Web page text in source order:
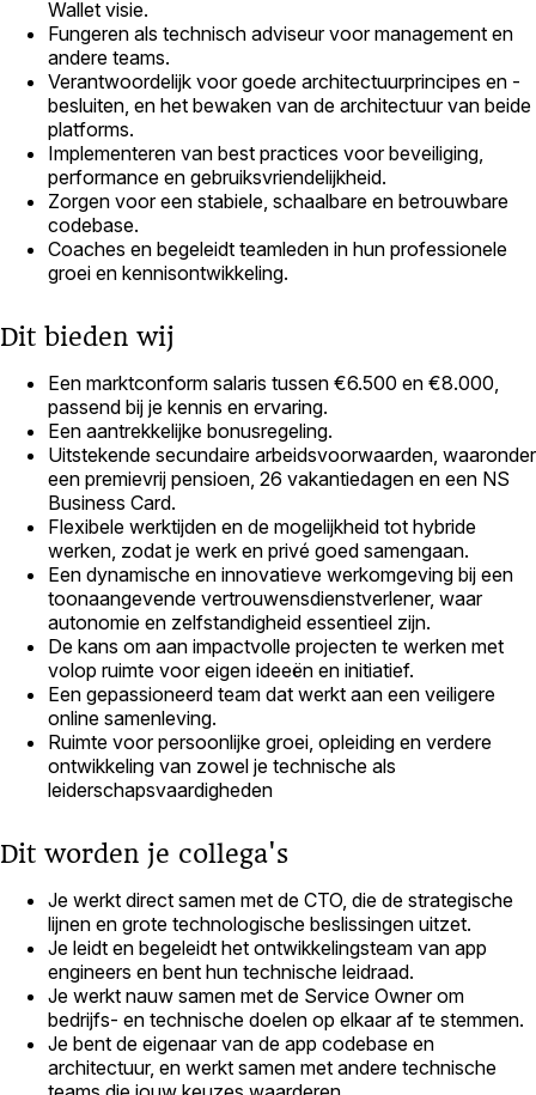
Wallet visie.
Fungeren als technisch adviseur voor management en
andere teams.
Verantwoordelijk voor goede architectuurprincipes en -
besluiten, en het bewaken van de architectuur van beide
platforms.
Implementeren van best practices voor beveiliging,
performance en gebruiksvriendelijkheid.
Zorgen voor een stabiele, schaalbare en betrouwbare
codebase.
Coaches en begeleidt teamleden in hun professionele
groei en kennisontwikkeling.
Dit bieden wij
Een marktconform salaris tussen €6.500 en €8.000,
passend bij je kennis en ervaring.
Een aantrekkelijke bonusregeling.
Uitstekende secundaire arbeidsvoorwaarden, waaronder
een premievrij pensioen, 26 vakantiedagen en een NS
Business Card.
Flexibele werktijden en de mogelijkheid tot hybride
werken, zodat je werk en privé goed samengaan.
Een dynamische en innovatieve werkomgeving bij een
toonaangevende vertrouwensdienstverlener, waar
autonomie en zelfstandigheid essentieel zijn.
De kans om aan impactvolle projecten te werken met
volop ruimte voor eigen ideeën en initiatief.
Een gepassioneerd team dat werkt aan een veiligere
online samenleving.
Ruimte voor persoonlijke groei, opleiding en verdere
ontwikkeling van zowel je technische als
leiderschapsvaardigheden
Dit worden je collega's
Je werkt direct samen met de CTO, die de strategische
lijnen en grote technologische beslissingen uitzet.
Je leidt en begeleidt het ontwikkelingsteam van app
engineers en bent hun technische leidraad.
Je werkt nauw samen met de Service Owner om
bedrijfs- en technische doelen op elkaar af te stemmen.
Je bent de eigenaar van de app codebase en
architectuur, en werkt samen met andere technische